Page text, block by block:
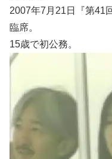
2007年7月21日『第41
臨席。
15歳で初公務。